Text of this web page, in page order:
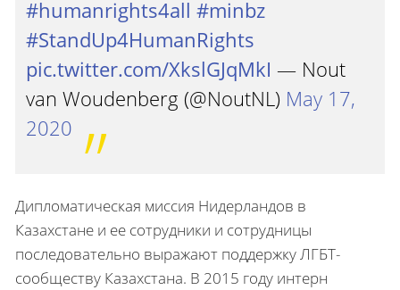
#humanrights4all #minbz
#StandUp4HumanRights
pic.twitter.com/XkslGJqMkI — Nout
van Woudenberg (@NoutNL) May 17,
2020
Дипломатическая миссия Нидерландов в
Казахстане и ее сотрудники и сотрудницы
последовательно выражают поддержку ЛГБТ-
сообществу Казахстана. В 2015 году интерн